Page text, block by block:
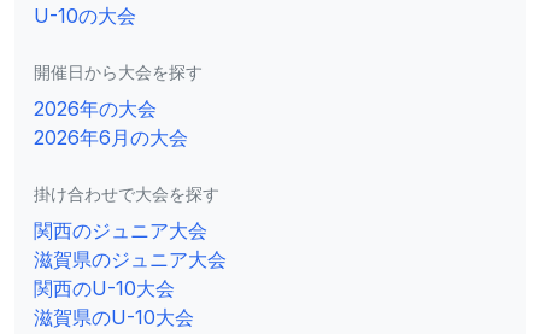
U-10の大会
開催日から大会を探す
2026年の大会
2026年6月の大会
掛け合わせで大会を探す
関西のジュニア大会
滋賀県のジュニア大会
関西のU-10大会
滋賀県のU-10大会